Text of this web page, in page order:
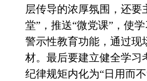
层传导的浓厚氛围，还
堂”，推送“微党课”，使
警示性教育功能，通过现
材。最后要建立健全学习
纪律规矩内化为“日用而